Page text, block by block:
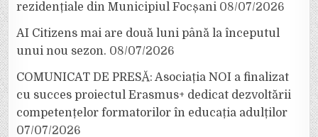
rezidențiale din Municipiul Focșani 08/07/2026
AI Citizens mai are două luni până la începutul
unui nou sezon. 08/07/2026
COMUNICAT DE PRESĂ: Asociația NOI a finalizat
cu succes proiectul Erasmus+ dedicat dezvoltării
competențelor formatorilor în educația adulților
07/07/2026